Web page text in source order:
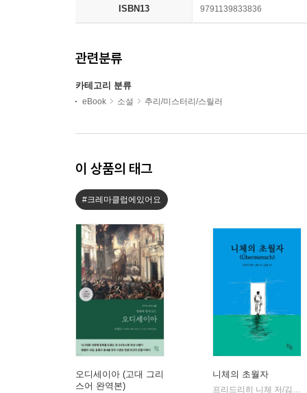
ISBN13 9791139833836
관련분류
카테고리 분류
eBook 소설 추리/미스터리/스릴러
이 상품의 태그
#크레마클럽에있어요
오디세이아 (고대 그리
스어 완역본)
니체의 초월자